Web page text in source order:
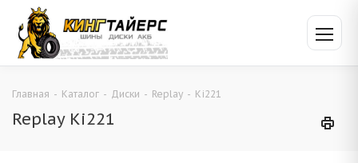
Главная - Каталог - Диски - Replay - Ki221
Replay Ki221